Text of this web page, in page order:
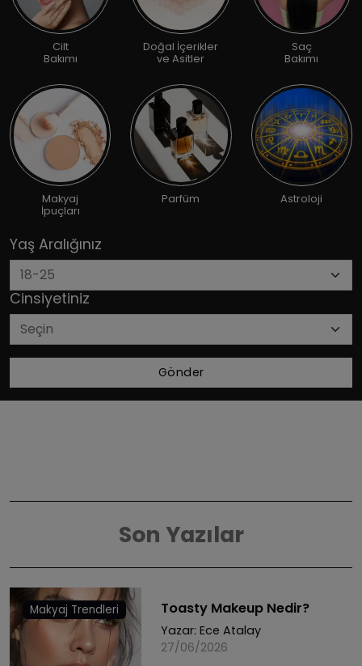
Cilt
Bakımı
Doğal İçerikler
ve Asitler
Saç
Bakımı
Makyaj
İpuçları
Parfüm Astroloji
Yaş Aralığınız
Cinsiyetiniz
Gönder
Son Yazılar
Makyaj Trendleri Toasty Makeup Nedir?
Yazar: Ece Atalay
27/06/2026